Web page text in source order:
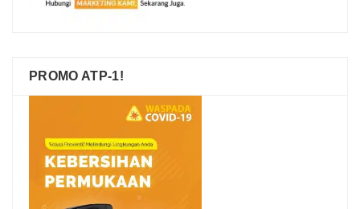
PROMO ATP-1!